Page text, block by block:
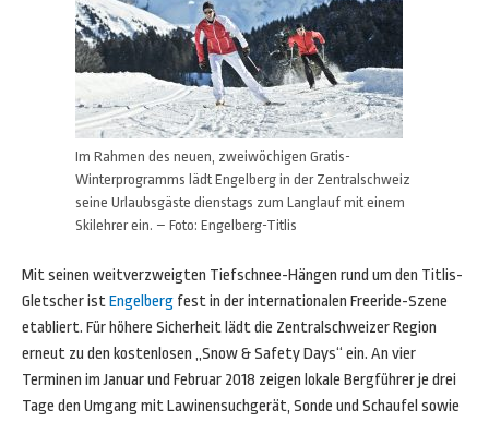
Im Rahmen des neuen, zweiwöchigen Gratis-
Winterprogramms lädt Engelberg in der Zentralschweiz
seine Urlaubsgäste dienstags zum Langlauf mit einem
Skilehrer ein. – Foto: Engelberg-Titlis
Mit seinen weitverzweigten Tiefschnee-Hängen rund um den Titlis-
Gletscher istEngelberg fest in der internationalen Freeride-Szene
etabliert. Für höhere Sicherheit lädt die Zentralschweizer Region
erneut zu den kostenlosen „Snow & Safety Days“ ein. An vier
Terminen im Januar und Februar 2018 zeigen lokale Bergführer je drei
Tage den Umgang mit Lawinensuchgerät, Sonde und Schaufel sowie